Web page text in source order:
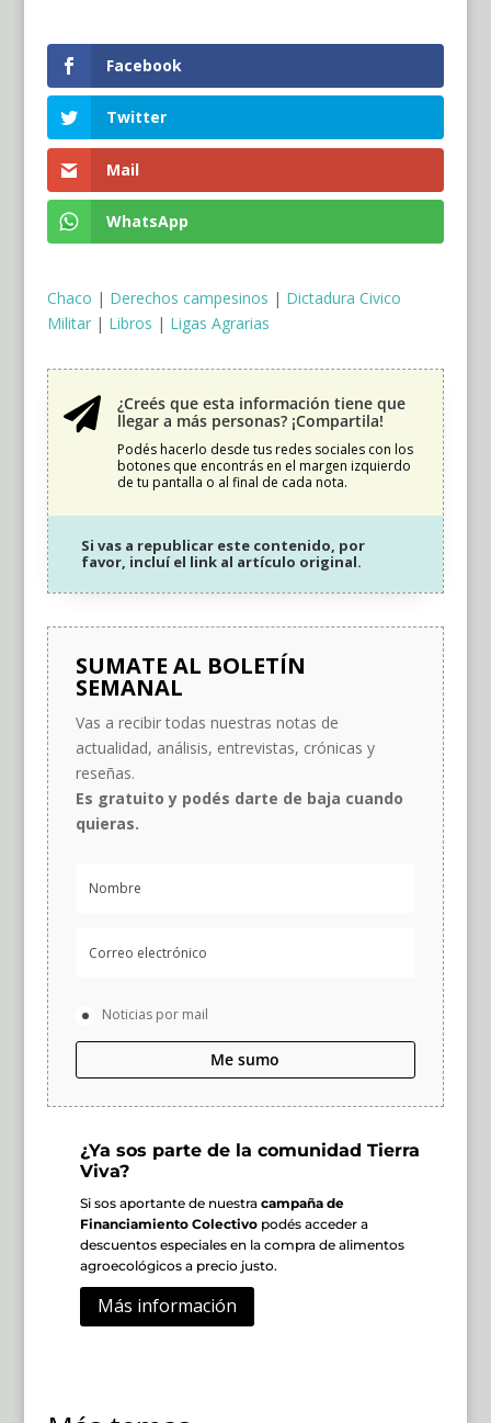
Facebook
Twitter
Mail
WhatsApp
Chaco | Derechos campesinos | Dictadura Civico
Militar| Libros | Ligas Agrarias

¿Creés que esta información tiene que
llegar a más personas? ¡Compartila!
Podés hacerlo desde tus redes sociales con los
botones que encontrás en el margen izquierdo
de tu pantalla o al final de cada nota.
Si vas a republicar este contenido, por
favor, incluí el link al artículo original.
SUMATE AL BOLETÍN
SEMANAL
Vas a recibir todas nuestras notas de
actualidad, análisis, entrevistas, crónicas y
reseñas.
Es gratuito y podés darte de baja cuando
quieras.
Noticias por mail
Me sumo
¿Ya sos parte de la comunidad Tierra
Viva?
Si sos aportante de nuestra campaña de
Financiamiento Colectivopodés acceder a
descuentos especiales en la compra de alimentos
agroecológicos a precio justo.
Más información